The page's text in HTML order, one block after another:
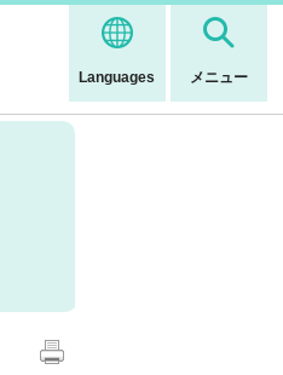
Languages メニュー